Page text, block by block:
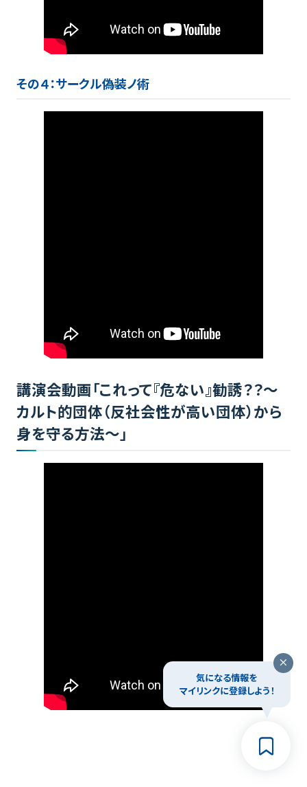
その４：サークル偽装ノ術
講演会動画「これって『危ない』勧誘？？～
カルト的団体（反社会性が高い団体）から
身を守る方法～」
気になる情報を
マイリンクに登録しよう！